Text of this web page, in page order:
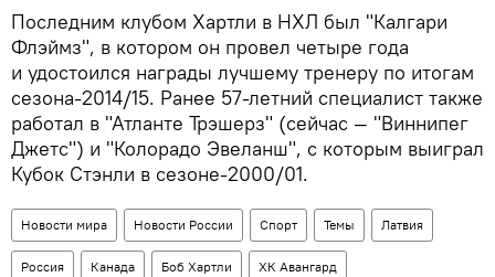
Последним клубом Хартли в НХЛ был "Калгари
Флэймз", в котором он провел четыре года
и удостоился награды лучшему тренеру по итогам
сезона-2014/15. Ранее 57-летний специалист также
работал в "Атланте Трэшерз" (сейчас — "Виннипег
Джетс") и "Колорадо Эвеланш", с которым выиграл
Кубок Стэнли в сезоне-2000/01.
Новости мира Новости России Спорт Темы Латвия
Россия Канада Боб Хартли ХК Авангард